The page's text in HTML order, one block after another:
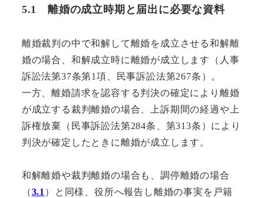
5.1 離婚の成立時期と届出に必要な資料
離婚裁判の中で和解して離婚を成立させる和解離
婚の場合、和解成立時に離婚が成立します（人事
訴訟法第37条第1項、民事訴訟法第267条）。
一方、離婚請求を認容する判決の確定により離婚
が成立する裁判離婚の場合、上訴期間の経過や上
訴権放棄（民事訴訟法第284条、第313条）により
判決が確定したときに離婚が成立します。
和解離婚や裁判離婚の場合も、調停離婚の場合
（3.1 ）と同様、役所へ報告し離婚の事実を戸籍